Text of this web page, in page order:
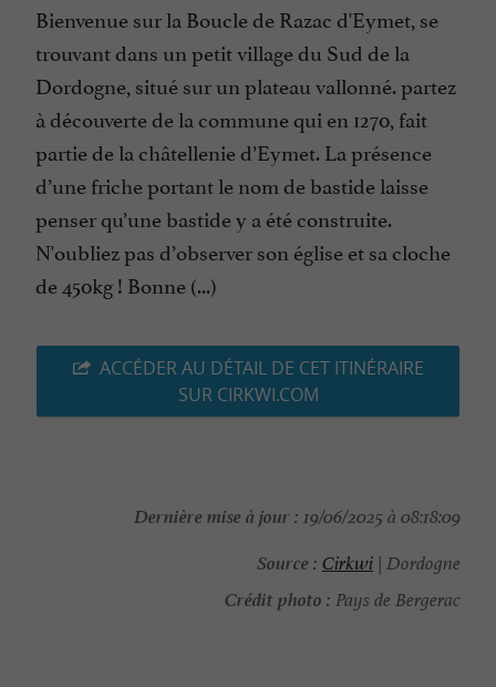
Bienvenue sur la Boucle de Razac d'Eymet, se
trouvant dans un petit village du Sud de la
Dordogne, situé sur un plateau vallonné. partez
à découverte de la commune qui en 1270, fait
partie de la châtellenie d’Eymet. La présence
d’une friche portant le nom de bastide laisse
penser qu’une bastide y a été construite.
N'oubliez pas d’observer son église et sa cloche
de 450kg ! Bonne (...)
ACCÉDER AU DÉTAIL DE CET ITINÉRAIRE
SUR CIRKWI.COM
Dernière mise à jour : 19/06/2025 à 08:18:09
Source : Cirkwi | Dordogne
Crédit photo : Pays de Bergerac